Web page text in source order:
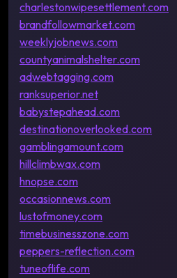
charlestonwipesettlement.com
brandfollowmarket.com
weeklyjobnews.com
countyanimalshelter.com
adwebtagging.com
ranksuperior.net
babystepahead.com
destinationoverlooked.com
gamblingamount.com
hillclimbwax.com
hnopse.com
occasionnews.com
lustofmoney.com
timebusinesszone.com
peppers-reflection.com
tuneoflife.com